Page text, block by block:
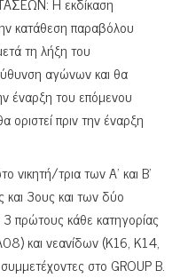
κατάθεση παραβόλου
τη λήξη του
αγώνων και θα
έναρξη του επόμενου
πριν την έναρξη
τρια των Α’ και Β’
και 3ους και των δύο
πρώτους κάθε κατηγορίας
και νεανίδων (Κ16, Κ14,
στο GROUP B.